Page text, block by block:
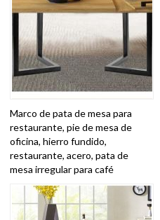
Marco de pata de mesa para
restaurante, pie de mesa de
oficina, hierro fundido,
restaurante, acero, pata de
mesa irregular para café